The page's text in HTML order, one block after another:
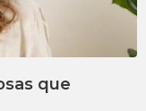
que